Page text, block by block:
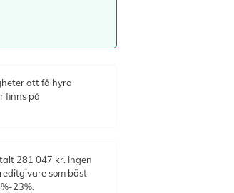
att få hyra
finns på
281 047 kr. Ingen
som bäst
23%.